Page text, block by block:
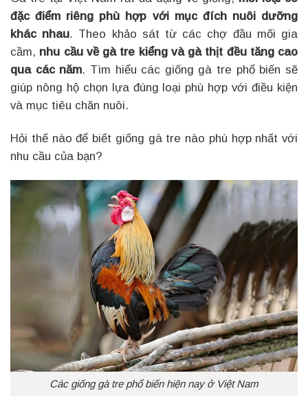
đặc điểm riêng phù hợp với mục đích nuôi dưỡng
khác nhau. Theo khảo sát từ các chợ đầu mối gia
cầm, nhu cầu về gà tre kiểng và gà thịt đều tăng cao
qua các năm. Tìm hiểu các giống gà tre phổ biến sẽ
giúp nông hộ chọn lựa đúng loại phù hợp với điều kiện
và mục tiêu chăn nuôi.
Hỏi thế nào để biết giống gà tre nào phù hợp nhất với
nhu cầu của bạn?
Các giống gà tre phổ biến hiện nay ở Việt Nam